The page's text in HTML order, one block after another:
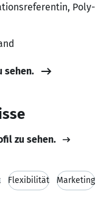
Poly-
sehen.
zu sehen.
Flexibilität Marketing